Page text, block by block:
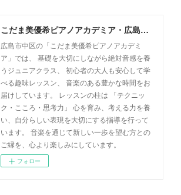
こだま美優希ピアノアカデミア・広島市中区
広島市中区の「こだま美優希ピアノアカデミ
ア」では、 基礎を大切にしながら絶対音感を養
うジュニアクラス、 初心者の大人も安心して学
べる趣味レッスン、 音楽のある豊かな時間をお
届けしています。 レッスンの柱は 「テクニッ
ク・こころ・思考力」 心を育み、考える力を養
い、自分らしい表現を大切にする指導を行って
います。 音楽を通じて新しい一歩を望む方との
ご縁を、心より楽しみにしています。
フォロー